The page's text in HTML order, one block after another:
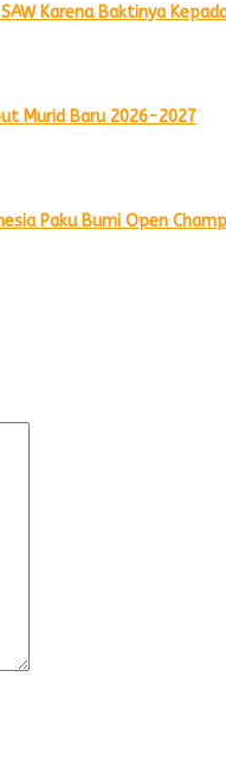
Karena Baktinya
Murid Baru 2026-2027
Paku Bumi Open